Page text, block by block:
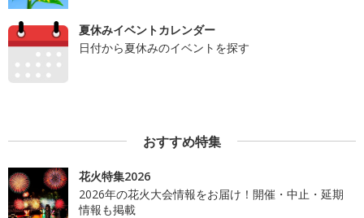
夏休みイベントカレンダー
日付から夏休みのイベントを探す
おすすめ特集
花火特集2026
2026年の花火大会情報をお届け！開催・中止・延期
情報も掲載